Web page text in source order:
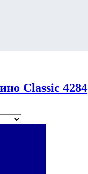
Classic 4284